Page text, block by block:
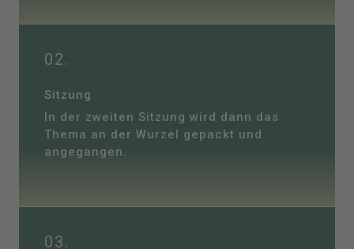
02.
Sitzung
In der zweiten Sitzung wird dann das
Thema an der Wurzel gepackt und
angegangen.
03.